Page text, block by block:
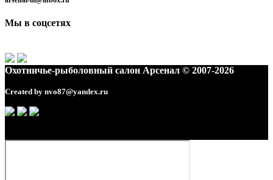
Мы в соцсетях
Охотничье-рыболовный салон Арсенал © 2007-2026
Created by nvo87@yandex.ru